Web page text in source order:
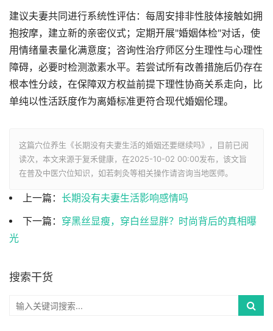
建议夫妻共同进行系统性评估：每周安排非性肢体接触如拥
抱按摩，建立新的亲密仪式；定期开展"婚姻体检"对话，使
用情绪量表量化满意度；咨询性治疗师区分生理性与心理性
障碍，必要时检测激素水平。若尝试所有改善措施后仍存在
根本性分歧，在保障双方权益前提下理性协商关系走向，比
单纯以性活跃度作为离婚标准更符合现代婚姻伦理。
这篇穴位养生《长期没有夫妻生活的婚姻还要继续吗》，目前已阅
读次，本文来源于复禾健康，在2025-10-02 00:00发布，该文旨
在普及中医穴位知识，如若刺灸等相关操作请咨询当地医师。
上一篇： 长期没有夫妻生活影响感情吗
下一篇： 穿黑丝显瘦，穿白丝显胖？时尚背后的真相曝
光
搜索干货